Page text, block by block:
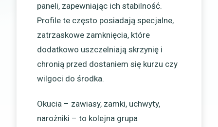
paneli, zapewniając ich stabilność.
Profile te często posiadają specjalne,
zatrzaskowe zamknięcia, które
dodatkowo uszczelniają skrzynię i
chronią przed dostaniem się kurzu czy
wilgoci do środka.
Okucia – zawiasy, zamki, uchwyty,
narożniki – to kolejna grupa